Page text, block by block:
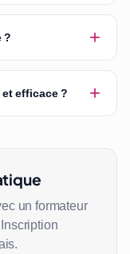
? +
efficace ? +
un formateur